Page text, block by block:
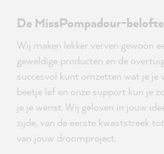
De MissPompadour-
Wij maken lekker verven gewoon
geweldige producten en de
succesvol kunt omzetten wat je je
beetje lef en onze support kun je
je je wenst. Wij geloven in jouw
zijde, van de eerste kwaststreek
van jouw droomproject.